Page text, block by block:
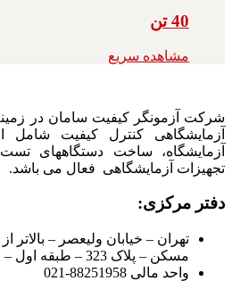
40 تن
مشاهده سریع
شرکت آزمونگر کیفیت سامان در
آزمایشگاهی کنترل کیفیت شامل
آزمایشگاه، ساخت دستگاههای
تجهیزات آزمایشگاهی فعال می باشد.
دفتر مرکزی:
تهران – خیابان ولیعصر – بالاتر
مسکن – پلاک 323 – طبقه اول – واحد B2
واحد مالی 88251958-021